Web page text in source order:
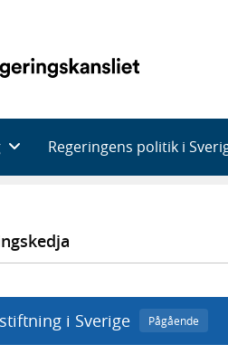
Regeringens politik i
i Sverige Pågående